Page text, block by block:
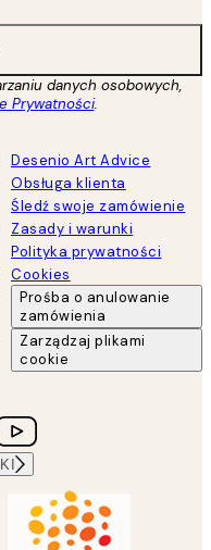
danych osobowych,
Prywatności.
Desenio Art Advice
Obsługa klienta
Śledź swoje zamówienie
Zasady i warunki
Polityka prywatności
Cookies
Prośba o anulowanie
zamówienia
Zarządzaj plikami
cookie